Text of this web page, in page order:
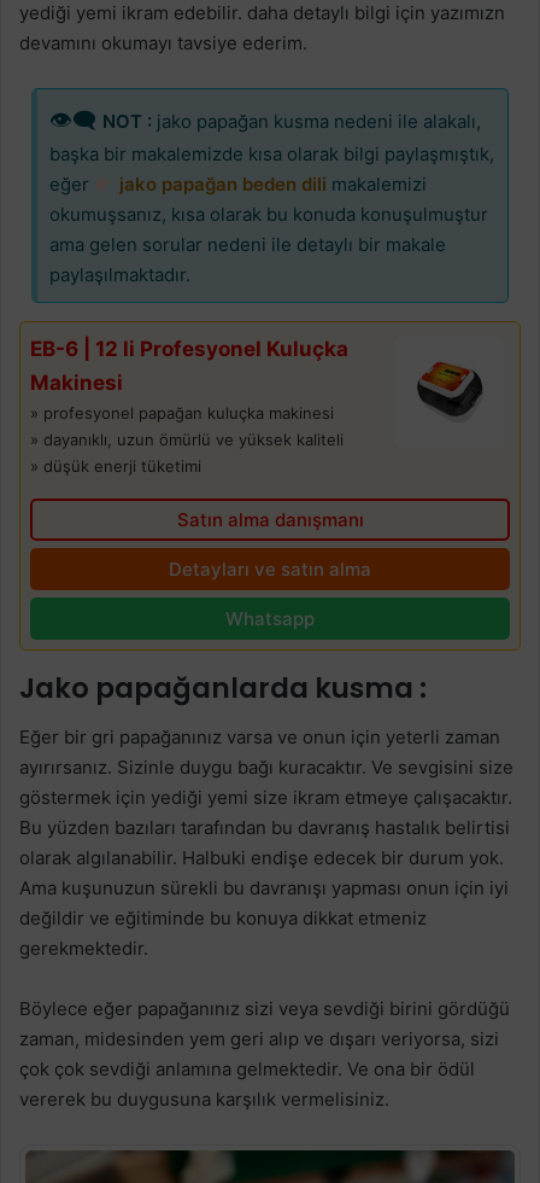
yediği yemi ikram edebilir. daha detaylı bilgi için yazımızn
devamını okumayı tavsiye ederim.
👁‍🗨 NOT : jako papağan kusma nedeni ile alakalı,
başka bir makalemizde kısa olarak bilgi paylaşmıştık,
eğer
jako papağan beden dili makalemizi
okumuşsanız, kısa olarak bu konuda konuşulmuştur
ama gelen sorular nedeni ile detaylı bir makale
paylaşılmaktadır.
EB-6 | 12 li Profesyonel Kuluçka
Makinesi
» profesyonel papağan kuluçka makinesi
» dayanıklı, uzun ömürlü ve yüksek kaliteli
» düşük enerji tüketimi
Satın alma danışmanı
Detayları ve satın alma
Whatsapp
Jako papağanlarda kusma :
Eğer bir gri papağanınız varsa ve onun için yeterli zaman
ayırırsanız. Sizinle duygu bağı kuracaktır. Ve sevgisini size
göstermek için yediği yemi size ikram etmeye çalışacaktır.
Bu yüzden bazıları tarafından bu davranış hastalık belirtisi
olarak algılanabilir. Halbuki endişe edecek bir durum yok.
Ama kuşunuzun sürekli bu davranışı yapması onun için iyi
değildir ve eğitiminde bu konuya dikkat etmeniz
gerekmektedir.
Böylece eğer papağanınız sizi veya sevdiği birini gördüğü
zaman, midesinden yem geri alıp ve dışarı veriyorsa, sizi
çok çok sevdiği anlamına gelmektedir. Ve ona bir ödül
vererek bu duygusuna karşılık vermelisiniz.